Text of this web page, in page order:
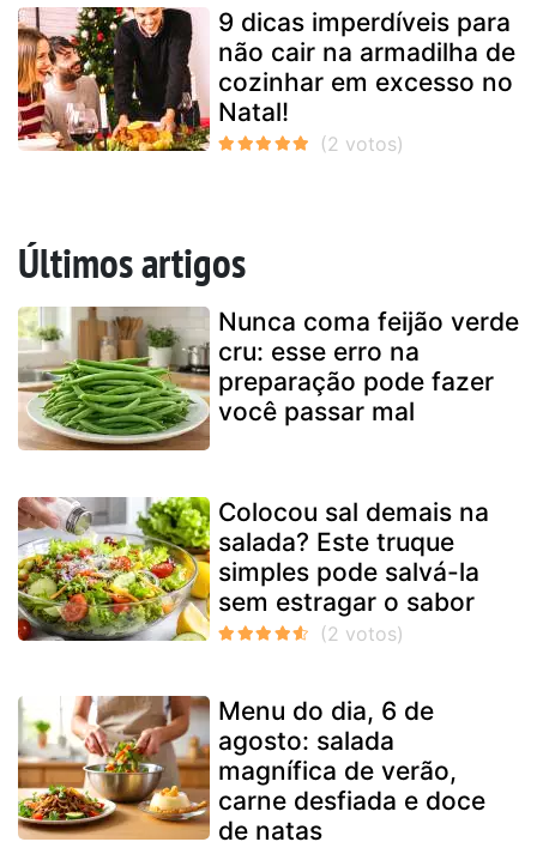
9 dicas imperdíveis para
não cair na armadilha de
cozinhar em excesso no
Natal!
Últimos artigos
Nunca coma feijão verde
cru: esse erro na
preparação pode fazer
você passar mal
Colocou sal demais na
salada? Este truque
simples pode salvá-la
sem estragar o sabor
Menu do dia, 6 de
agosto: salada
magnífica de verão,
carne desfiada e doce
de natas